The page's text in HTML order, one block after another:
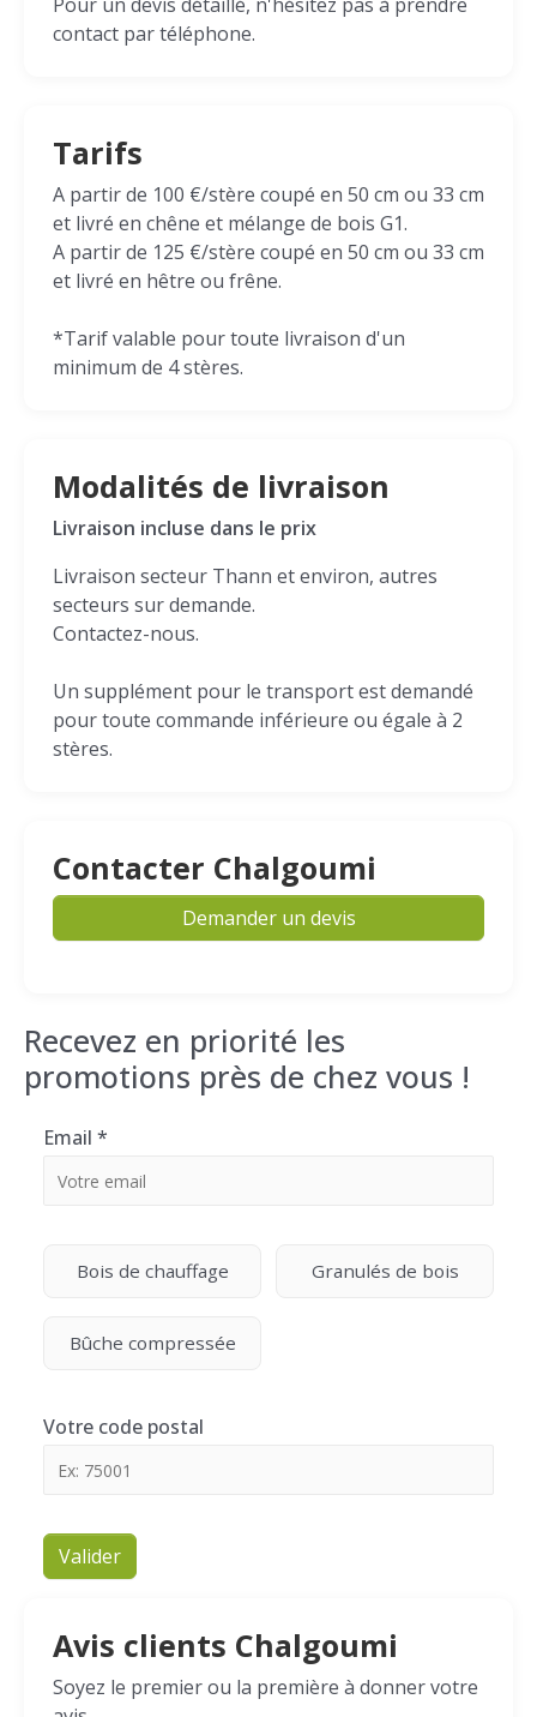
contact par téléphone.
Tarifs
A partir de 100 €/stère coupé en 50 cm ou 33 cm
et livré en chêne et mélange de bois G1.
A partir de 125 €/stère coupé en 50 cm ou 33 cm
et livré en hêtre ou frêne.
*Tarif valable pour toute livraison d'un
minimum de 4 stères.
Modalités de livraison
Livraison incluse dans le prix
Livraison secteur Thann et environ, autres
secteurs sur demande.
Contactez-nous.
Un supplément pour le transport est demandé
pour toute commande inférieure ou égale à 2
stères.
Contacter Chalgoumi
Demander un devis
Recevez en priorité les
promotions près de chez vous !
Email *
Bois de chauffage Granulés de bois
Bûche compressée
Votre code postal
Valider
Avis clients Chalgoumi
Soyez le premier ou la première à donner votre